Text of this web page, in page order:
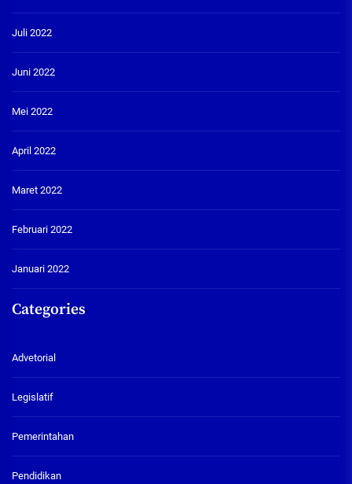
Juli 2022
Juni 2022
Mei 2022
April 2022
Maret 2022
Februari 2022
Januari 2022
Categories
Advetorial
Legislatif
Pemerintahan
Pendidikan